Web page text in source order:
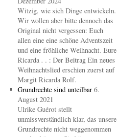
Witzig, wie sich Dinge entwickeln.
Wir wollen aber bitte dennoch das
Original nicht vergessen: Euch
allen eine eine schöne Adventszeit
und eine fröhliche Weihnacht. Eure
Ricarda . . : Der Beitrag Ein neues
Weihnachtslied erschien zuerst auf
Margit Ricarda Rolf.
Grundrechte sind unteilbar 6.
August 2021
Ulrike Guérot stellt
unmissverständlich klar, das unsere
Grundrechte nicht weggenommen